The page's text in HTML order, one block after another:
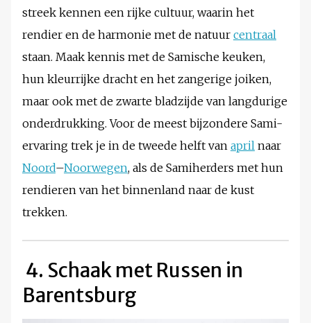
streek kennen een rijke cultuur, waarin het
rendier en de harmonie met de natuur centraal
staan. Maak kennis met de Samische keuken,
hun kleurrijke dracht en het zangerige joiken,
maar ook met de zwarte bladzijde van langdurige
onderdrukking. Voor de meest bijzondere Sami-
ervaring trek je in de tweede helft van april naar
Noord–Noorwegen, als de Samiherders met hun
rendieren van het binnenland naar de kust
trekken.
4. Schaak met Russen in
Barentsburg